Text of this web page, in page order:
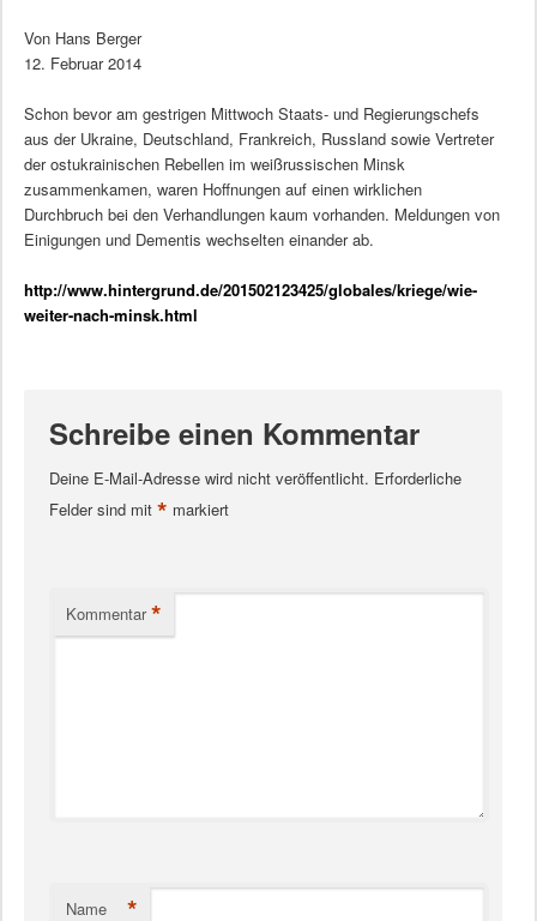
Von Hans Berger
12. Februar 2014
Schon bevor am gestrigen Mittwoch Staats- und Regierungschefs
aus der Ukraine, Deutschland, Frankreich, Russland sowie Vertreter
der ostukrainischen Rebellen im weißrussischen Minsk
zusammenkamen, waren Hoffnungen auf einen wirklichen
Durchbruch bei den Verhandlungen kaum vorhanden. Meldungen von
Einigungen und Dementis wechselten einander ab.
http://www.hintergrund.de/201502123425/globales/kriege/wie-
weiter-nach-minsk.html
Schreibe einen Kommentar
Deine E-Mail-Adresse wird nicht veröffentlicht. Erforderliche
Felder sind mit * markiert
Kommentar *
Name *